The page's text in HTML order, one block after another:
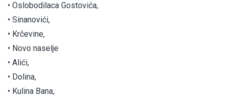
• Oslobodilaca Gostovića,
• Sinanovići,
• Krčevine,
• Novo naselje
• Alići,
• Dolina,
• Kulina Bana,